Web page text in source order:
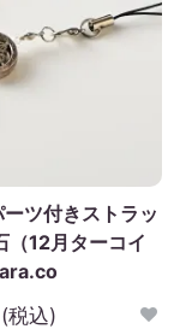
ツ付きストラッ
（12月ターコイ
税込)